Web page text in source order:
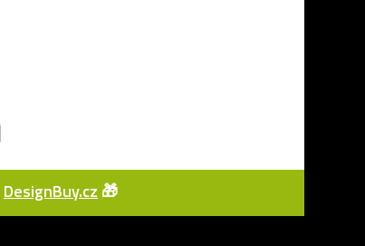
DesignBuy.cz 🎁